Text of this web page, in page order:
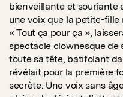
bienveillante et souriante
une voix que la petite-fille
« Tout ça pour ça »,
spectacle clownesque de
toute sa tête, batifolant
révélait pour la première
secrète. Une voix sans